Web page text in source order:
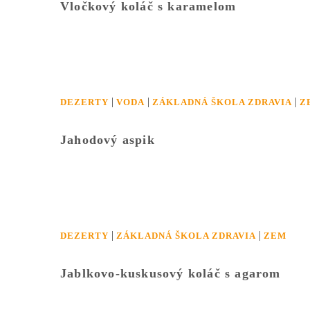
Vločkový koláč s karamelom
DEZERTY | VODA | ZÁKLADNÁ ŠKOLA ZDRAVIA |
Jahodový aspik
DEZERTY | ZÁKLADNÁ ŠKOLA ZDRAVIA | ZEM
Jablkovo-kuskusový koláč s agarom